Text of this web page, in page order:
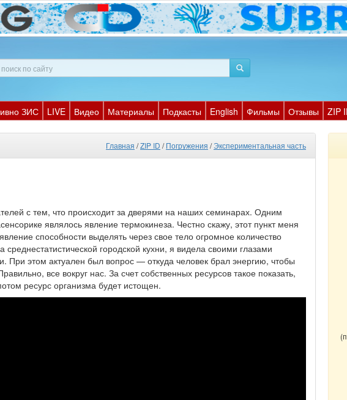
ЗИС LIVE Видео Материалы Подкасты English Фильмы Отзывы ZIP
Главная /ZIP ID /Погружения /Экспериментальная часть
с тем, что происходит за дверями на наших семинарах. Одним
являлось явление термокинеза. Честно скажу, этот пункт меня
способности выделять через свое тело огромное количество
среднестатистической городской кухни, я видела своими глазами
этом актуален был вопрос — откуда человек брал энергию, чтобы
все вокруг нас. За счет собственных ресурсов такое показать,
ресурс организма будет истощен.